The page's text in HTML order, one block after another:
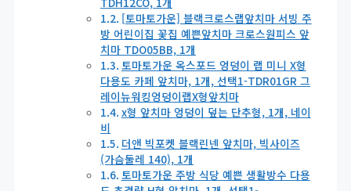
[토마토가운] 블랙크로스랩앞치마 서빙 주
방 어린이집 꽃집 예쁜앞치마 크로스원피스 앞
치마 TDO05BB, 1개
토마토가운 옥스포드 엉덩이 랩 미니 X형
다용도 카페 앞치마, 1개, 선택1-TDR01GR 그
레이뉴워킹엉덩이랩X형앞치마
x형 앞치마 엉덩이 덮는 단추형, 1개, 네이
비
더앤 빅포켓 블랙린넨 앞치마, 빅사이즈
(가슴둘레 140), 1개
토마토가운 주방 식당 예쁜 생활방수 다용